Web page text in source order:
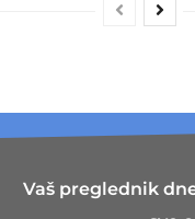
Vaš preglednik